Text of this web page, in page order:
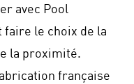
avec Pool
faire le choix de la
la proximité.
française